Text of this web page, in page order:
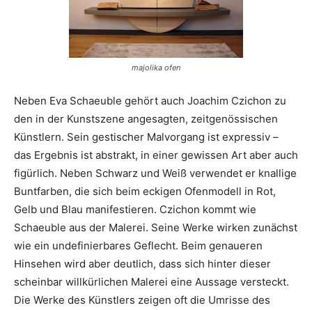
majolika ofen
Neben Eva Schaeuble gehört auch Joachim Czichon zu
den in der Kunstszene angesagten, zeitgenössischen
Künstlern. Sein gestischer Malvorgang ist expressiv –
das Ergebnis ist abstrakt, in einer gewissen Art aber auch
figürlich. Neben Schwarz und Weiß verwendet er knallige
Buntfarben, die sich beim eckigen Ofenmodell in Rot,
Gelb und Blau manifestieren. Czichon kommt wie
Schaeuble aus der Malerei. Seine Werke wirken zunächst
wie ein undefinierbares Geflecht. Beim genaueren
Hinsehen wird aber deutlich, dass sich hinter dieser
scheinbar willkürlichen Malerei eine Aussage versteckt.
Die Werke des Künstlers zeigen oft die Umrisse des